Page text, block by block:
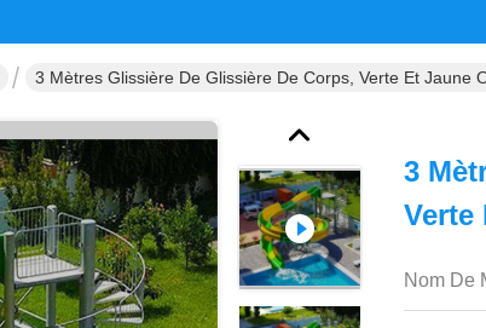
3 Mètres Glissière De Glissière De Corps, Verte Et Jaune
3
Verte
Nom De